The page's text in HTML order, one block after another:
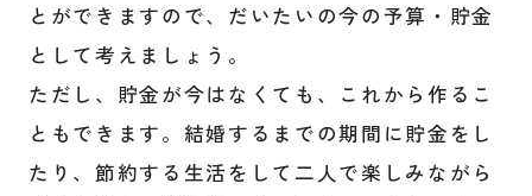
とができますので、だいたいの今の予算・貯金
として考えましょう。
ただし、貯金が今はなくても、これから作るこ
ともできます。結婚するまでの期間に貯金をし
たり、節約する生活をして二人で楽しみながら